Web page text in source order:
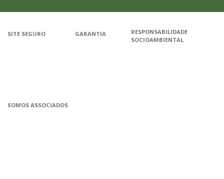
SITE SEGURO
Google - Status do site no
GARANTIA
Garantia de satisfação
RESPONSABILIDADE
SOCIOAMBIENTAL
SOMOS ASSOCIADOS